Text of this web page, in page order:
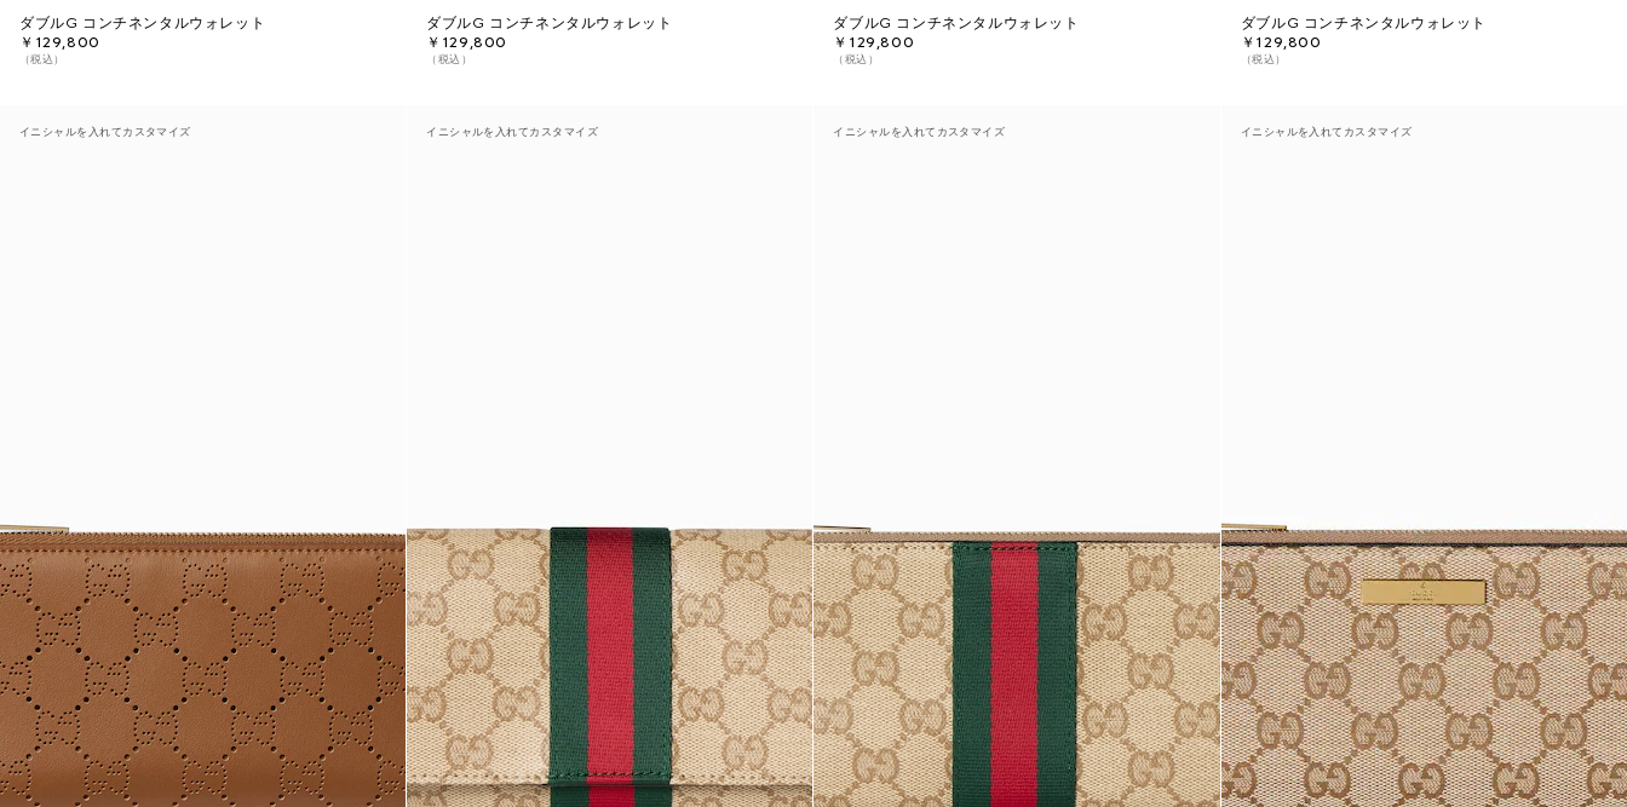
ダブルG コンチネンタルウォレット
￥129,800
（税込）
ダブルG コンチネンタルウォレット
￥129,800
（税込）
ダブルG コンチネンタルウォレット
￥129,800
（税込）
ダブルG コンチネンタルウォレット
￥129,800
（税込）
イニシャルを入れてカスタマイズ イニシャルを入れてカスタマイズ イニシャルを入れてカスタマイズ イニシャルを入れてカスタマイズ